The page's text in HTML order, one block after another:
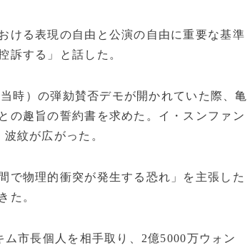
ける表現の自由と公演の自由に重要な基準
訴する」と話した。
時）の弾劾賛否デモが開かれていた際、亀
の趣旨の誓約書を求めた。イ・スンファン
紋が広がった。
で物理的衝突が発生する恐れ」を主張した
た。
市長個人を相手取り、2億5000万ウォン